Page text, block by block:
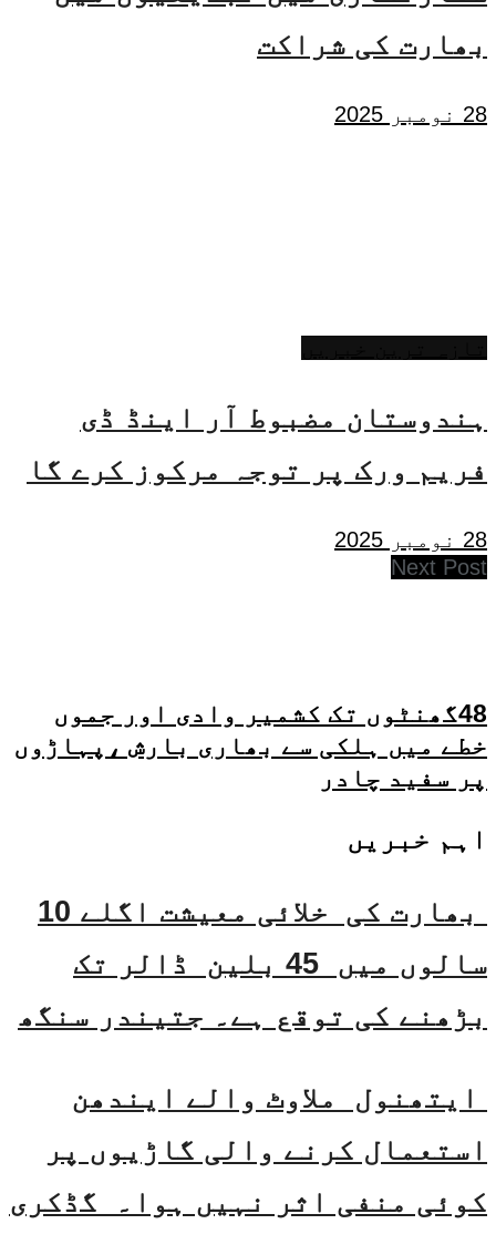
بھارت کی شراکت
28 نومبر 2025
ہندوستان مضبوط آر اینڈ ڈی
فریم ورک پر توجہ مرکوز کرے گا
28 نومبر 2025
Next Post
48گھنٹوں تک کشمیر وادی اور جموں
خطے میں ہلکی سے بھاری بارش ،پہاڑوں
پر سفید چادر
اہم خبریں
بھارت کی خلائی معیشت اگلے 10
سالوں میں 45 بلین ڈالر تک
بڑھنے کی توقع ہے۔ جتیندر سنگھ
ایتھنول ملاوٹ والے ایندھن
استعمال کرنے والی گاڑیوں پر
کوئی منفی اثر نہیں ہوا۔ گڈکری